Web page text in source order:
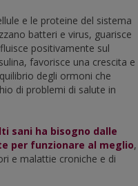
e le proteine del sistema
batteri e virus, guarisce
positivamente sul
favorisce una crescita e
degli ormoni che
di problemi di salute in
sani ha bisogno dalle
per funzionare al meglio,
e malattie croniche e di